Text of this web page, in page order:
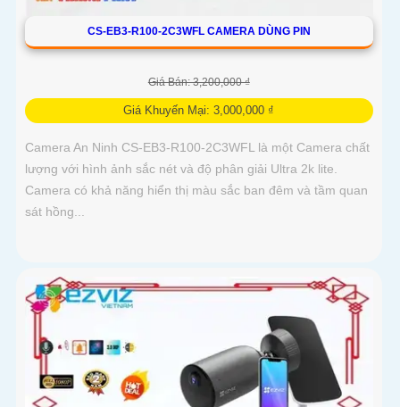
CS-EB3-R100-2C3WFL CAMERA DÙNG PIN
Giá Bán: 3,200,000 ₫
Giá Khuyến Mại: 3,000,000 ₫
Camera An Ninh CS-EB3-R100-2C3WFL là một Camera chất
lượng với hình ảnh sắc nét và độ phân giải Ultra 2k lite.
Camera có khả năng hiển thị màu sắc ban đêm và tầm quan
sát hồng...